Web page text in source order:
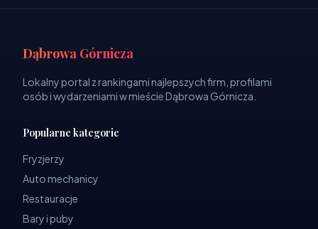
Dąbrowa Górnicza
Lokalny portal z rankingami najlepszych firm, profilami
osób i wydarzeniami w mieście Dąbrowa Górnicza.
Popularne kategorie
Fryzjerzy
Auto mechanicy
Restauracje
Bary i puby